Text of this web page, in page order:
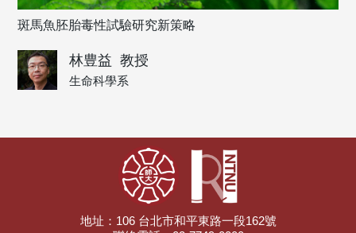
斑馬魚胚胎毒性試驗研究新策略
林豊益 教授
生命科學系
地址：106 台北市和平東路一段162號